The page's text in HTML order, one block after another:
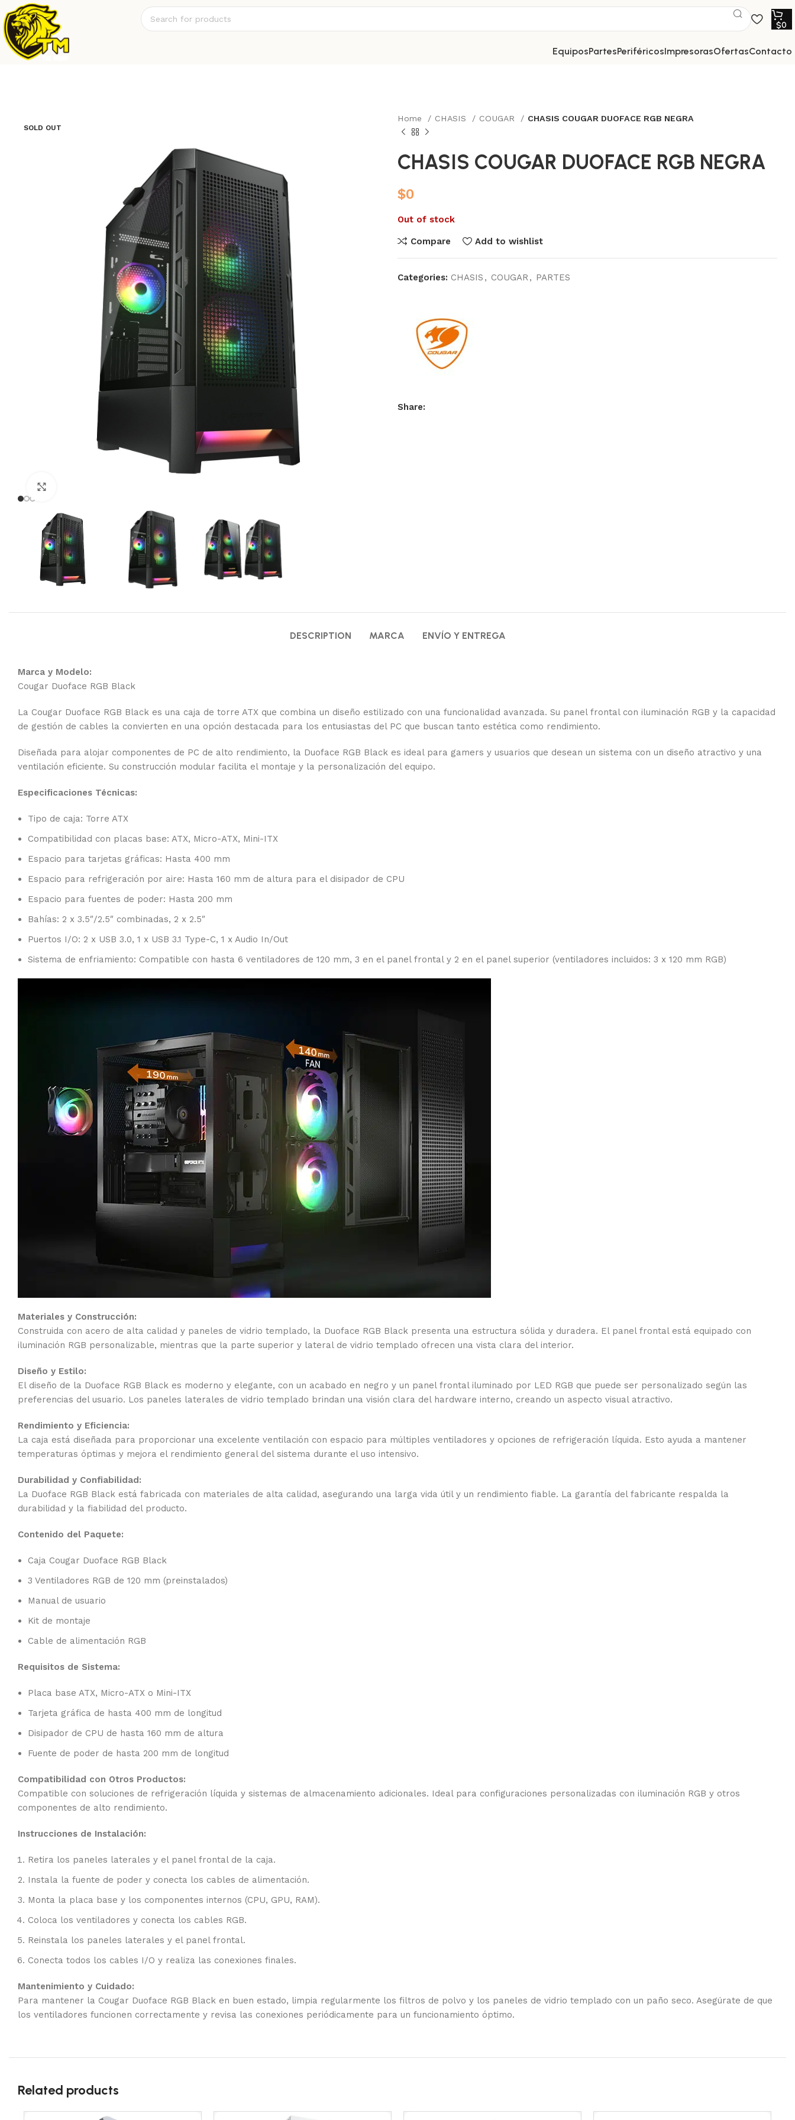
$0
equipos partes periféricos impresoras ofertas contacto
SOLD OUT
Home CHASIS COUGAR CHASIS COUGAR DUOFACE RGB NEGRA
CHASIS COUGAR DUOFACE RGB NEGRA
$0
Out of stock
Compare Add to wishlist
Categories: CHASIS , COUGAR, PARTES
Share:
DESCRIPTION MARCA ENVÍO Y ENTREGA
Marca y Modelo:
Cougar Duoface RGB Black
La Cougar Duoface RGB Black es una caja de torre ATX que combina un diseño estilizado con una funcionalidad avanzada. Su panel frontal con iluminación RGB y la capacidad
de gestión de cables la convierten en una opción destacada para los entusiastas del PC que buscan tanto estética como rendimiento.
Diseñada para alojar componentes de PC de alto rendimiento, la Duoface RGB Black es ideal para gamers y usuarios que desean un sistema con un diseño atractivo y una
ventilación eficiente. Su construcción modular facilita el montaje y la personalización del equipo.
Especificaciones Técnicas:
Tipo de caja: Torre ATX
Compatibilidad con placas base: ATX, Micro-ATX, Mini-ITX
Espacio para tarjetas gráficas: Hasta 400 mm
Espacio para refrigeración por aire: Hasta 160 mm de altura para el disipador de CPU
Espacio para fuentes de poder: Hasta 200 mm
Bahías: 2 x 3.5″/2.5″ combinadas, 2 x 2.5″
Puertos I/O: 2 x USB 3.0, 1 x USB 3.1 Type-C, 1 x Audio In/Out
Sistema de enfriamiento: Compatible con hasta 6 ventiladores de 120 mm, 3 en el panel frontal y 2 en el panel superior (ventiladores incluidos: 3 x 120 mm RGB)
Materiales y Construcción:
Construida con acero de alta calidad y paneles de vidrio templado, la Duoface RGB Black presenta una estructura sólida y duradera. El panel frontal está equipado con
iluminación RGB personalizable, mientras que la parte superior y lateral de vidrio templado ofrecen una vista clara del interior.
Diseño y Estilo:
El diseño de la Duoface RGB Black es moderno y elegante, con un acabado en negro y un panel frontal iluminado por LED RGB que puede ser personalizado según las
preferencias del usuario. Los paneles laterales de vidrio templado brindan una visión clara del hardware interno, creando un aspecto visual atractivo.
Rendimiento y Eficiencia:
La caja está diseñada para proporcionar una excelente ventilación con espacio para múltiples ventiladores y opciones de refrigeración líquida. Esto ayuda a mantener
temperaturas óptimas y mejora el rendimiento general del sistema durante el uso intensivo.
Durabilidad y Confiabilidad:
La Duoface RGB Black está fabricada con materiales de alta calidad, asegurando una larga vida útil y un rendimiento fiable. La garantía del fabricante respalda la
durabilidad y la fiabilidad del producto.
Contenido del Paquete:
Caja Cougar Duoface RGB Black
3 Ventiladores RGB de 120 mm (preinstalados)
Manual de usuario
Kit de montaje
Cable de alimentación RGB
Requisitos de Sistema:
Placa base ATX, Micro-ATX o Mini-ITX
Tarjeta gráfica de hasta 400 mm de longitud
Disipador de CPU de hasta 160 mm de altura
Fuente de poder de hasta 200 mm de longitud
Compatibilidad con Otros Productos:
Compatible con soluciones de refrigeración líquida y sistemas de almacenamiento adicionales. Ideal para configuraciones personalizadas con iluminación RGB y otros
componentes de alto rendimiento.
Instrucciones de Instalación:
Retira los paneles laterales y el panel frontal de la caja.
Instala la fuente de poder y conecta los cables de alimentación.
Monta la placa base y los componentes internos (CPU, GPU, RAM).
Coloca los ventiladores y conecta los cables RGB.
Reinstala los paneles laterales y el panel frontal.
Conecta todos los cables I/O y realiza las conexiones finales.
Mantenimiento y Cuidado:
Para mantener la Cougar Duoface RGB Black en buen estado, limpia regularmente los filtros de polvo y los paneles de vidrio templado con un paño seco. Asegúrate de que
los ventiladores funcionen correctamente y revisa las conexiones periódicamente para un funcionamiento óptimo.
Related products